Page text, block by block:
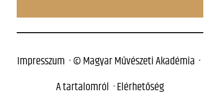
Impresszum © Magyar Művészeti Akadémia
A tartalomról Elérhetőség